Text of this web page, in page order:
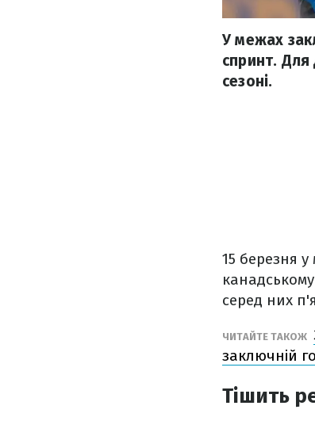
У межах
спринт.
сезоні.
15 березня
серед них
ЧИТАЙТЕ ТАКОЖ
заключній
Тішить